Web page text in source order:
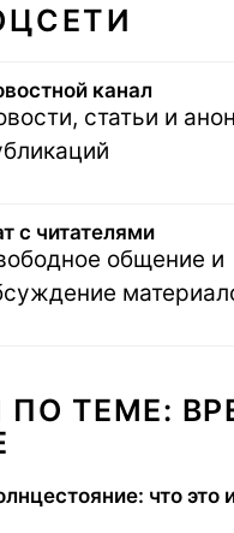
канал
статьи и
с читателями
общение и
ТЕМЕ:
что это